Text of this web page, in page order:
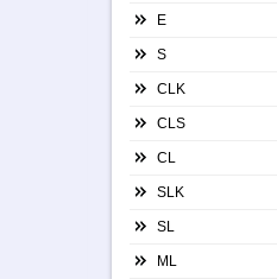
E
S
CLK
CLS
CL
SLK
SL
ML